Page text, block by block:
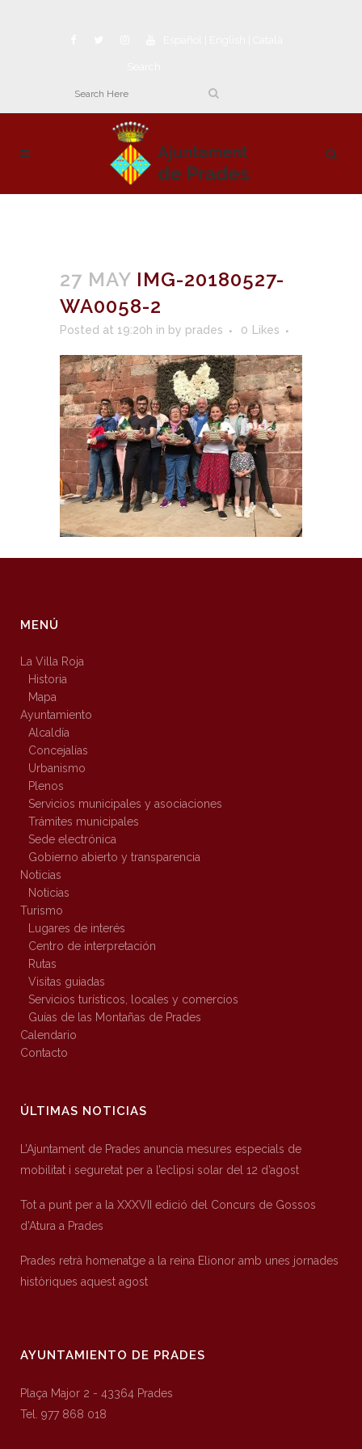
27 MAY IMG-20180527-
WA0058-2
Posted at 19:20h in by prades 0 Likes
MENÚ
La Villa Roja
Historia
Mapa
Ayuntamiento
Alcaldía
Concejalías
Urbanismo
Plenos
Servicios municipales y asociaciones
Trámites municipales
Sede electrónica
Gobierno abierto y transparencia
Noticias
Noticias
Turismo
Lugares de interés
Centro de interpretación
Rutas
Visitas guiadas
Servicios turísticos, locales y comercios
Guías de las Montañas de Prades
Calendario
Contacto
ÚLTIMAS NOTICIAS
L’Ajuntament de Prades anuncia mesures especials de
mobilitat i seguretat per a l’eclipsi solar del 12 d’agost
Tot a punt per a la XXXVII edició del Concurs de Gossos
d’Atura a Prades
Prades retrà homenatge a la reina Elionor amb unes jornades
històriques aquest agost
AYUNTAMIENTO DE PRADES
Plaça Major 2 - 43364 Prades
Tel. 977 868 018